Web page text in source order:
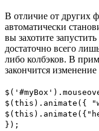
В отличие от других
автоматически
вы захотите
достаточно всего
либо колбэков. В
закончится
$(this).animate({
});